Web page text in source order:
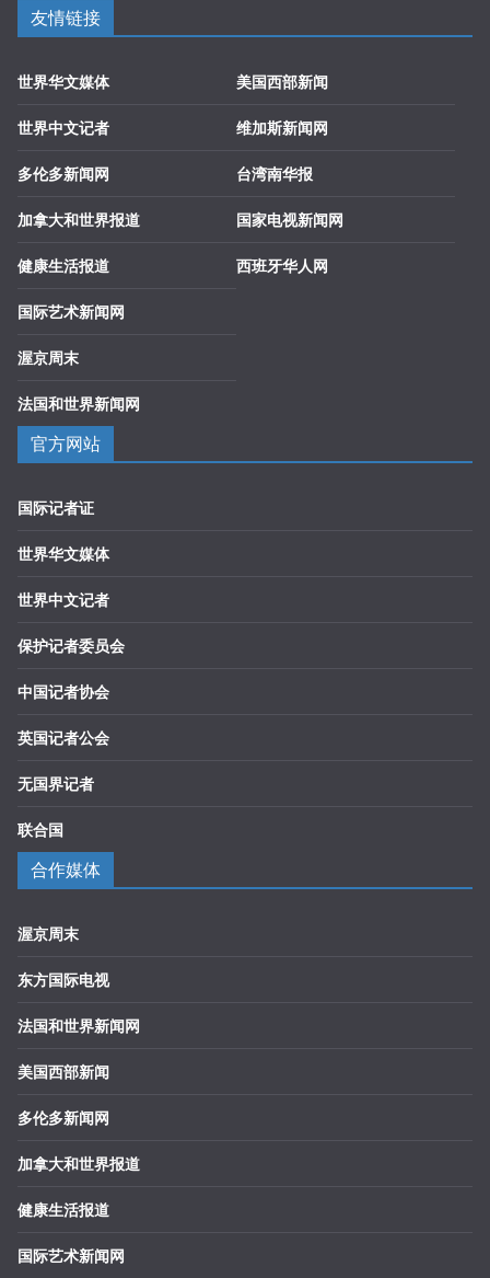
友情链接
世界华文媒体
世界中文记者
多伦多新闻网
加拿大和世界报道
健康生活报道
国际艺术新闻网
渥京周末
法国和世界新闻网
美国西部新闻
维加斯新闻网
台湾南华报
国家电视新闻网
西班牙华人网
官方网站
国际记者证
世界华文媒体
世界中文记者
保护记者委员会
中国记者协会
英国记者公会
无国界记者
联合国
合作媒体
渥京周末
东方国际电视
法国和世界新闻网
美国西部新闻
多伦多新闻网
加拿大和世界报道
健康生活报道
国际艺术新闻网